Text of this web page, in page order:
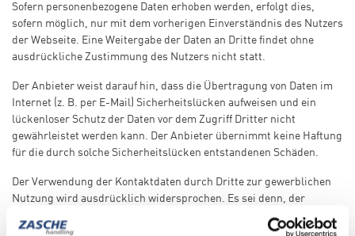
Sofern personenbezogene Daten erhoben werden, erfolgt dies,
sofern möglich, nur mit dem vorherigen Einverständnis des Nutzers
der Webseite. Eine Weitergabe der Daten an Dritte findet ohne
ausdrückliche Zustimmung des Nutzers nicht statt.
Der Anbieter weist darauf hin, dass die Übertragung von Daten im
Internet (z. B. per E-Mail) Sicherheitslücken aufweisen und ein
lückenloser Schutz der Daten vor dem Zugriff Dritter nicht
gewährleistet werden kann. Der Anbieter übernimmt keine Haftung
für die durch solche Sicherheitslücken entstandenen Schäden.
Der Verwendung der Kontaktdaten durch Dritte zur gewerblichen
Nutzung wird ausdrücklich widersprochen. Es sei denn, der
Anbieter hat zuvor seine schriftliche Einwilligung erteilt.
Der Anbieter behält sich rechtliche Schritte für den Fall der